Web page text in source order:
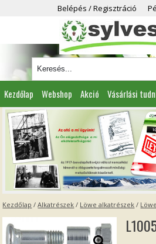
Belépés / Regisztráció
Kezdőlap Webshop Akció Vásárlási
Viszonteladóknak Partnereink Kapcsolat
Kezdőlap /Alkatrészek / Löwe alkatrészek /